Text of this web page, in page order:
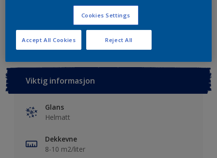
Lagre i dine prosjekter Finn en forhandler
Viktig informasjon
Glans
Helmatt
Dekkevne
8-10 m2/liter
Cookies Settings
Reject All
Accept All Cookies